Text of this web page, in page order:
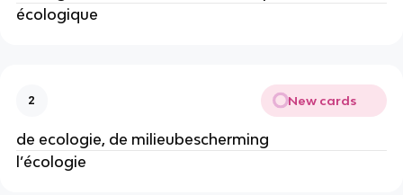
écologique
2 New cards
de ecologie, de milieubescherming
l’écologie